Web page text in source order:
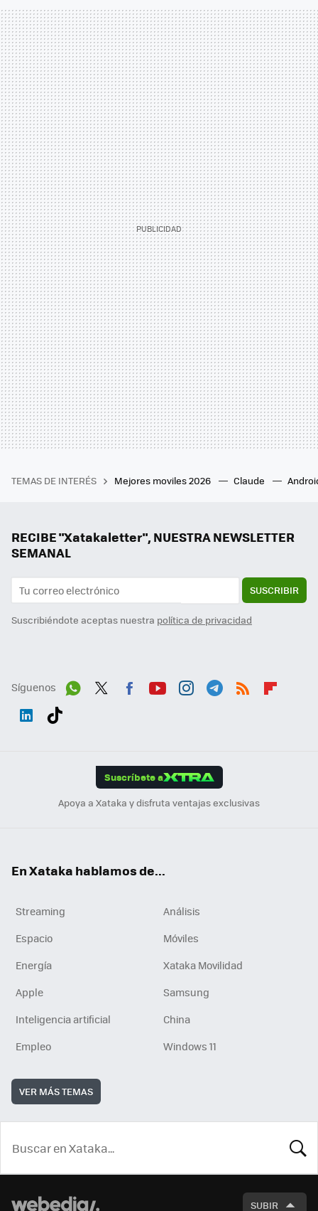
TEMAS DE INTERÉS Mejores moviles 2026 Claude
RECIBE "Xatakaletter", NUESTRA NEWSLETTER
SEMANAL
SUSCRIBIR
Suscribiéndote aceptas nuestra política de privacidad
Síguenos
Suscríbete a
Apoya a Xataka y disfruta ventajas exclusivas
En Xataka hablamos de...
Streaming
Análisis
Espacio
Móviles
Energía
Xataka Movilidad
Apple
Samsung
Inteligencia artificial
China
Empleo
Windows 11
VER MÁS TEMAS
SUBIR